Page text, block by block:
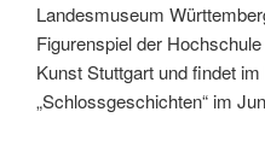
Landesmuseum
Figurenspiel der
Kunst Stuttgart und findet
„Schlossgeschichten“ im